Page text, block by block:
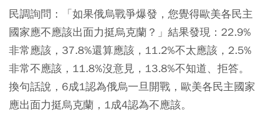
民調詢問：「如果俄烏戰爭爆發，您覺得歐美各民主
國家應不應該出面力挺烏克蘭？」結果發現：22.9%
非常應該，37.8%還算應該，11.2%不太應該，2.5%
非常不應該，11.8%沒意見，13.8%不知道、拒答。
換句話說，6成1認為俄烏一旦開戰，歐美各民主國家
應出面力挺烏克蘭，1成4認為不應該。